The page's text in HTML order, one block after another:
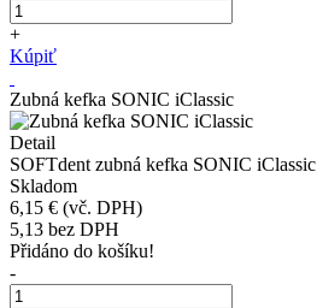
+
Kúpiť
Zubná kefka SONIC iClassic
Detail
SOFTdent zubná kefka SONIC iClassic
Skladom
6,15 € (vč. DPH)
5,13 bez DPH
Přidáno do košíku!
-